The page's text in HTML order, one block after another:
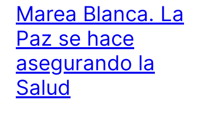
Marea Blanca. La
Paz se hace
asegurando la
Salud